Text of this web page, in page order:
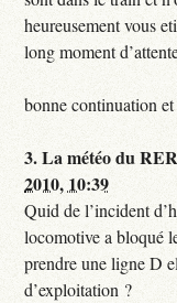
heureusement vous
long moment
bonne continuation
3.La météo du
2010, 10:39
Quid de l’incident
locomotive a bloqué
prendre une ligne D
d’exploitation ?